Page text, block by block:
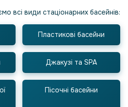
всі види стаціонарних басейнів:
Пластикові басейни
Джакузі та SPA
Пісочні басейни